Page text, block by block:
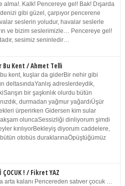
alma!. Kalk! Pencereye gel! Bak! Dışarda
gibi güzel, çarpıyor pencerene
seslerin yoludur, havalar seslerle
ve bizim seslerimizle… Pencereye gel!
sesimiz seninledir…
Bu Kent / Ahmet Telli
bu kent, kuşlar da giderBir nehir gibi
deltasındaYanlış adreslerdeydik,
bir şaşkınlık olurdu bütün
durmadan yağmur yağardıÜşür
ürperirken Gidersen kim sular
oluncaSessizliği dinliyorum şimdi
kırılıyorBekleyiş diyorum caddelere,
bütün otobüs duraklarınaÖpüştüğümüz
ÇOCUK ! / Fikret YAZ
arta kalanı Pencereden satıver çocuk …